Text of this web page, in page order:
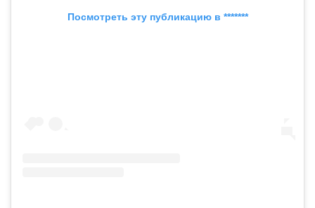
Посмотреть эту публикацию в *******